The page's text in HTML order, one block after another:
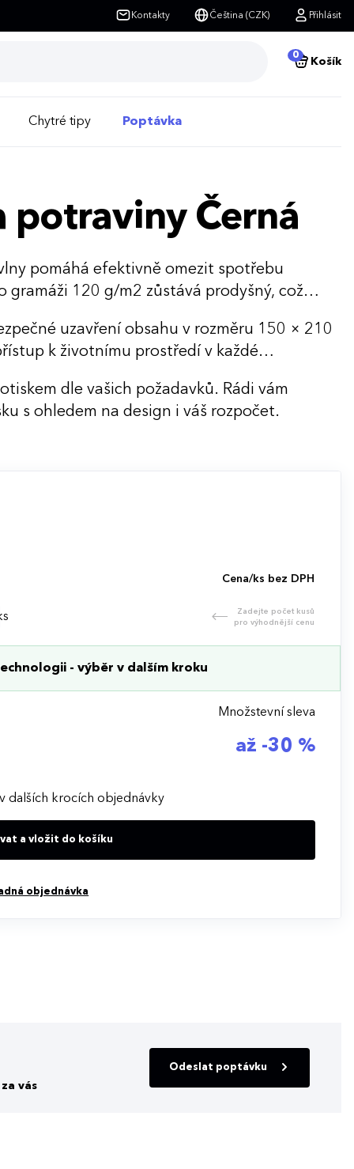
Kontakty Čeština (CZK) Přihlásit
0
Košík
Chytré tipy Poptávka
potraviny Černá
pomáhá efektivně omezit spotřebu
120 g/m2 zůstává prodyšný, což
uzavření obsahu v rozměru 150 × 210
k životnímu prostředí v každé
dle vašich požadavků. Rádi vám
s ohledem na design i váš rozpočet.
Cena/ks bez DPH
Zadejte počet kusů
pro výhodnější cenu
- výběr v dalším kroku
Množstevní sleva
až -30 %
dalších krocích objednávky
a vložit do košíku
objednávka
vás
Odeslat poptávku